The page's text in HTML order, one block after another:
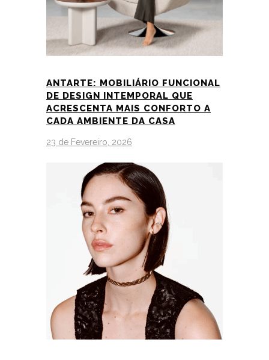
ANTARTE: MOBILIÁRIO FUNCIONAL
DE DESIGN INTEMPORAL QUE
ACRESCENTA MAIS CONFORTO A
CADA AMBIENTE DA CASA
23 de Fevereiro, 2026